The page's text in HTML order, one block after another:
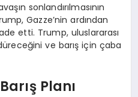
sonlandırılmasının
Gazze’nin ardından
etti. Trump, uluslararası
ve barış için çaba
Planı